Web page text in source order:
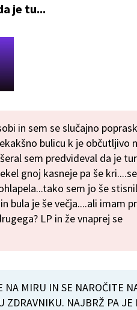
je tu...
in sem se slučajno
bulicu k je občutljivo
sem predvideval da je
gnoj kasneje pa še
sem jo še
bula je še večja....ali imam
LP in že vnaprej se
MIRU IN SE NAROČITE
ZDRAVNIKU. NAJBRŽ PA JE